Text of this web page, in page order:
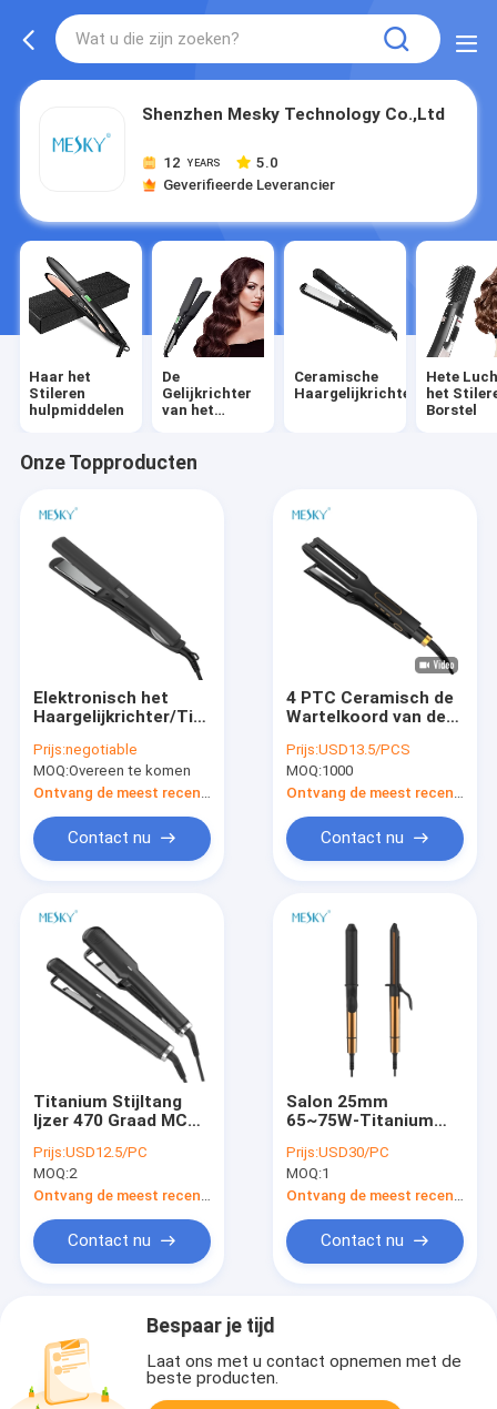
Shenzhen Mesky Technology Co.,Ltd
12 YEARS
5.0
Geverifieerde Leverancier
Haar het
Stileren
hulpmiddelen
De
Gelijkrichter
van het
Ceramische
Haargelijkrichter
Hete
het
Borstel
Onze Topproducten
Elektronisch het
Haargelijkrichter/Titanium
45W Ijzer
rechtmaken
Prijs:negotiable
MOQ:Overeen te komen
Contact nu
4 PTC Ceramisch de
Wartelkoord van de
230C met Minder
Schade
Prijs:USD13.5/PCS
MOQ:1000
Contact nu
Titanium Stijltang
Ijzer 470 Graad MCH
Prijs:USD12.5/PC
MOQ:2
Contact nu
Salon 25mm
65~75W-Titanium
Krullend Toverstokje
van het 1 Duim
Krullend Ijzer
Prijs:USD30/PC
MOQ:1
Contact nu
Bespaar je tijd
Laat ons met u contact opnemen met de
beste producten.